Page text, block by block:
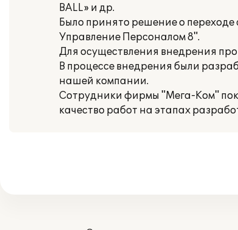
BALL» и др.
Было принято решение о
Управление Персоналом 8".
Для осуществления внедрения
В процессе внедрения были
нашей компании.
Сотрудники фирмы "Мега-Ком"
качество работ на этапах